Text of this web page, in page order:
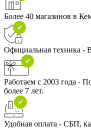
Более 40 магазинов в
Официальная техника -
Работаем с 2003 года -
более 7 лет.
Удобная оплата - СБП,